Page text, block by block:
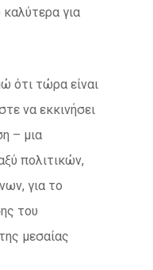
για
ότι τώρα είναι
να εκκινήσει
– μια
πολιτικών,
για το
του
μεσαίας